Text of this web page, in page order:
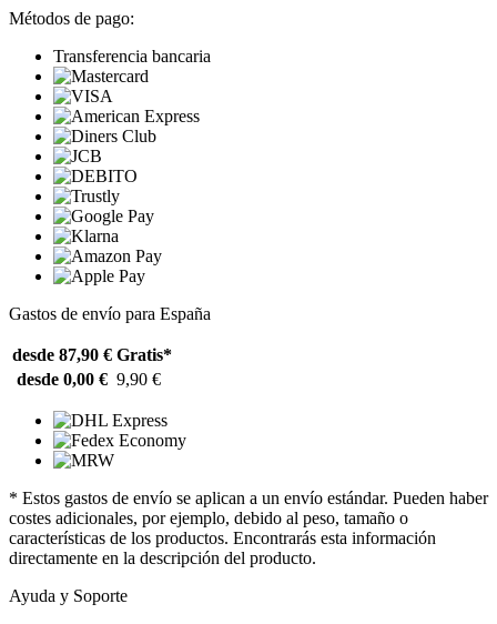
Métodos de pago:
Transferencia bancaria
Gastos de envío para España
desde 87,90 € Gratis*
desde 0,00 € 9,90 €
* Estos gastos de envío se aplican a un envío estándar. Pueden haber
costes adicionales, por ejemplo, debido al peso, tamaño o
características de los productos. Encontrarás esta información
directamente en la descripción del producto.
Ayuda y Soporte